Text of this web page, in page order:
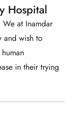
Hospital
at Inamdar
and wish to
in their trying